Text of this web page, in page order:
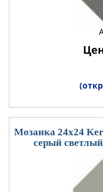
Мозаика 24x24
серый